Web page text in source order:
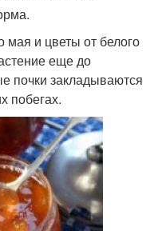
мая и цветы от белого
еще до
почки закладываются
побегах.